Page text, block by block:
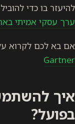
להיעזר בו כדי
ערך עסקי אמיתי
אם בא לכם לקרוא
Gartner
בפועל?